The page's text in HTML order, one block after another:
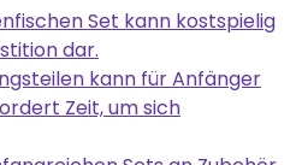
Set kann kostspielig
dar.
kann für Anfänger
Zeit, um sich